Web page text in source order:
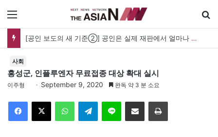
[공인 보도의 새 기준②] 공인은 실제 재판에서 얼마나 보호받나…명예훼손과 사생활 보도의 경계
사회
홍성군, 인플루엔자 무료접종 대상 확대 실시
이주형 September 9, 2020 완독 약 3 분 소요
Telegram 이메일